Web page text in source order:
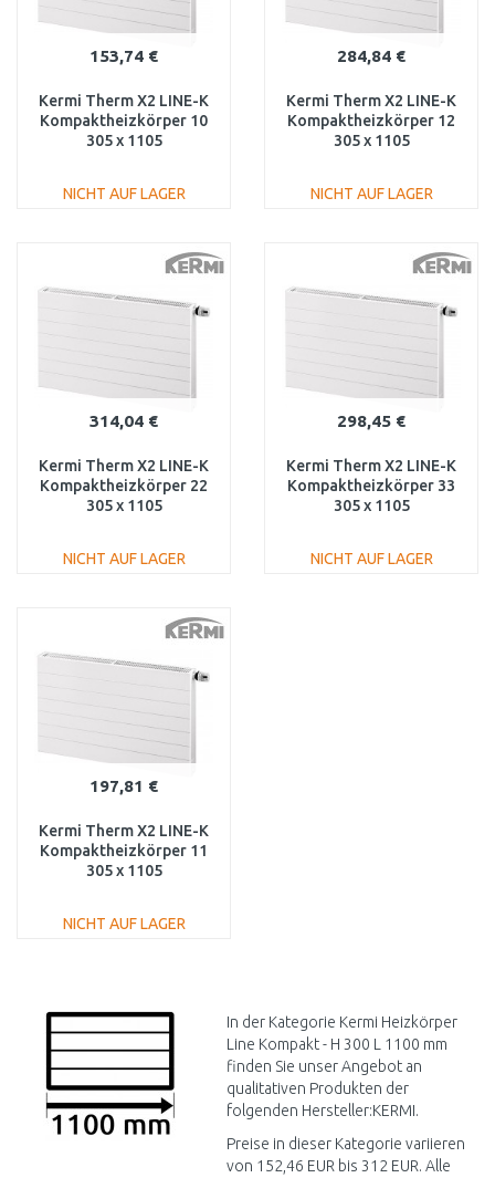
153,74 €
Kermi Therm X2 LINE-K
Kompaktheizkörper 10
305 x 1105
NICHT AUF LAGER
284,84 €
Kermi Therm X2 LINE-K
Kompaktheizkörper 12
305 x 1105
NICHT AUF LAGER
314,04 €
Kermi Therm X2 LINE-K
Kompaktheizkörper 22
305 x 1105
NICHT AUF LAGER
298,45 €
Kermi Therm X2 LINE-K
Kompaktheizkörper 33
305 x 1105
NICHT AUF LAGER
197,81 €
Kermi Therm X2 LINE-K
Kompaktheizkörper 11
305 x 1105
NICHT AUF LAGER
Vergleichen
In der Kategorie Kermi Heizkörper
Line Kompakt - H 300 L 1100 mm
finden Sie unser Angebot an
qualitativen Produkten der
folgenden Hersteller:KERMI.
Preise in dieser Kategorie variieren
von 152,46 EUR bis 312 EUR. Alle